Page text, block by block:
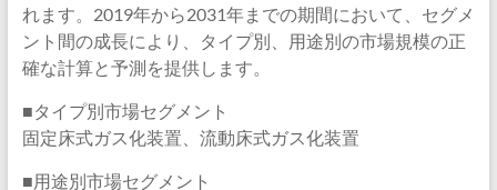
れます。2019年から2031年までの期間において、セグメ
ント間の成長により、タイプ別、用途別の市場規模の正
確な計算と予測を提供します。
■タイプ別市場セグメント
固定床式ガス化装置、流動床式ガス化装置
■用途別市場セグメント